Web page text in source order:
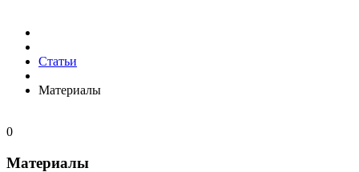
Статьи
Материалы
0
Материалы